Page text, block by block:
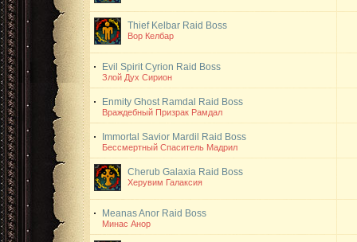
Thief Kelbar Raid Boss
Вор Келбар
Evil Spirit Cyrion Raid Boss
Злой Дух Сирион
Enmity Ghost Ramdal Raid Boss
Враждебный Призрак Рамдал
Immortal Savior Mardil Raid Boss
Бессмертный Спаситель Мадрил
Cherub Galaxia Raid Boss
Херувим Галаксия
Meanas Anor Raid Boss
Минас Анор